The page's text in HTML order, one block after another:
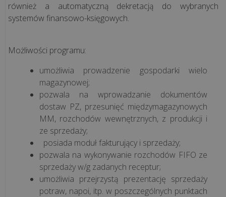
również a automatyczną dekretacją do wybranych
systemów finansowo-księgowych.
Możliwości programu:
umożliwia prowadzenie gospodarki wielo
magazynowej;
pozwala na wprowadzanie dokumentów
dostaw PZ, przesunięć międzymagazynowych
MM, rozchodów wewnętrznych, z produkcji i
ze sprzedaży;
posiada moduł fakturujący i sprzedaży;
pozwala na wykonywanie rozchodów FIFO ze
sprzedaży w/g zadanych receptur;
umożliwia przejrzystą prezentację sprzedaży
potraw, napoi, itp. w poszczególnych punktach